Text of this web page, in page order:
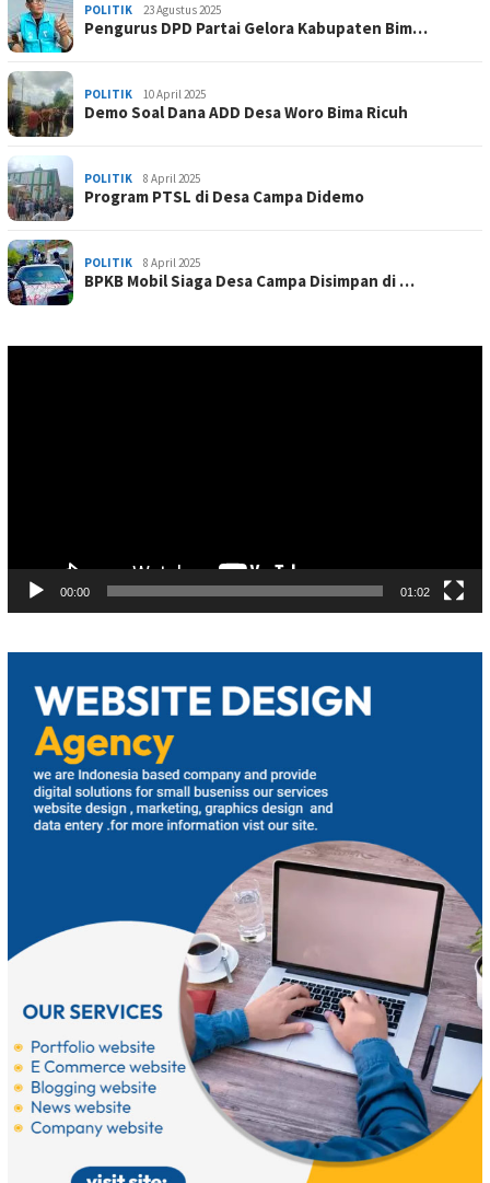
POLITIK 23 Agustus 2025
Pengurus DPD Partai Gelora Kabupaten Bim…
POLITIK 10 April 2025
Demo Soal Dana ADD Desa Woro Bima Ricuh
POLITIK 8 April 2025
Program PTSL di Desa Campa Didemo
POLITIK 8 April 2025
BPKB Mobil Siaga Desa Campa Disimpan di …
00:00 01:02